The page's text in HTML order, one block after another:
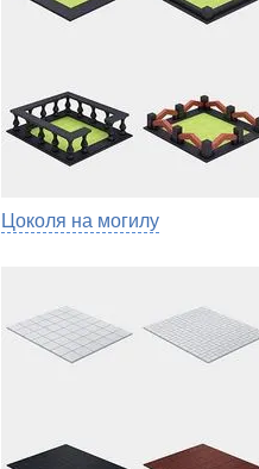
Цоколя на могилу